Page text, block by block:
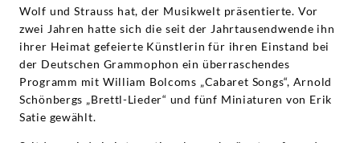
Wolf und Strauss hat, der Musikwelt präsentierte. Vor
zwei Jahren hatte sich die seit der Jahrtausendwende ihn
ihrer Heimat gefeierte Künstlerin für ihren Einstand bei
der Deutschen Grammophon ein überraschendes
Programm mit William Bolcoms „Cabaret Songs“, Arnold
Schönbergs „Brettl-Lieder“ und fünf Miniaturen von Erik
Satie gewählt.